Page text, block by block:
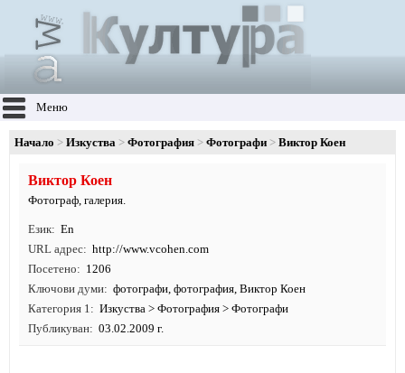
Меню
Начало Изкуства Фотография Фотографи Виктор Коен
Виктор Коен
Фотограф, галерия.
Език
En
URL адрес
http://www.vcohen.com
Посетено
1206
Ключови думи
фотографи, фотография, Виктор Коен
Категория 1
Изкуства > Фотография > Фотографи
Публикуван
03.02.2009 г.